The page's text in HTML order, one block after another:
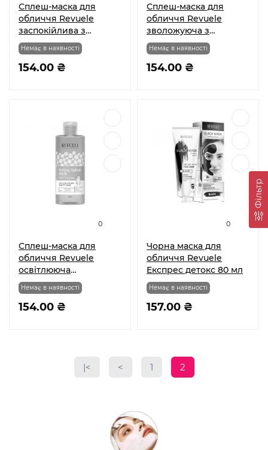
Фільтр
Сплеш-маска для
обличчя Revuele
заспокійлива з
екстрактом зеленого
чаю 250 мл
154.00 ₴
Немає в наявності
Сплеш-маска для
обличчя Revuele
зволожуюча з
гіалуроновою
кислотою 250 мл
154.00 ₴
Немає в наявності
0
Сплеш-маска для
обличчя Revuele
освітлююча
фруктовий коктейль
250 мл
154.00 ₴
Немає в наявності
0
Чорна маска для
обличчя Revuele
Експрес детокс 80 мл
157.00 ₴
Немає в наявності
|< < 1 2